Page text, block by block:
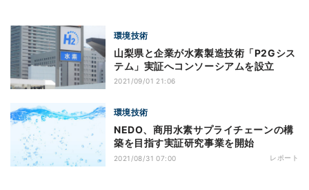
環境技術
山梨県と企業が水素製造技術「P2Gシス
テム」実証へコンソーシアムを設立
2021/09/01 21:06
環境技術
NEDO、商用水素サプライチェーンの構
築を目指す実証研究事業を開始
2021/08/31 07:00 レポート